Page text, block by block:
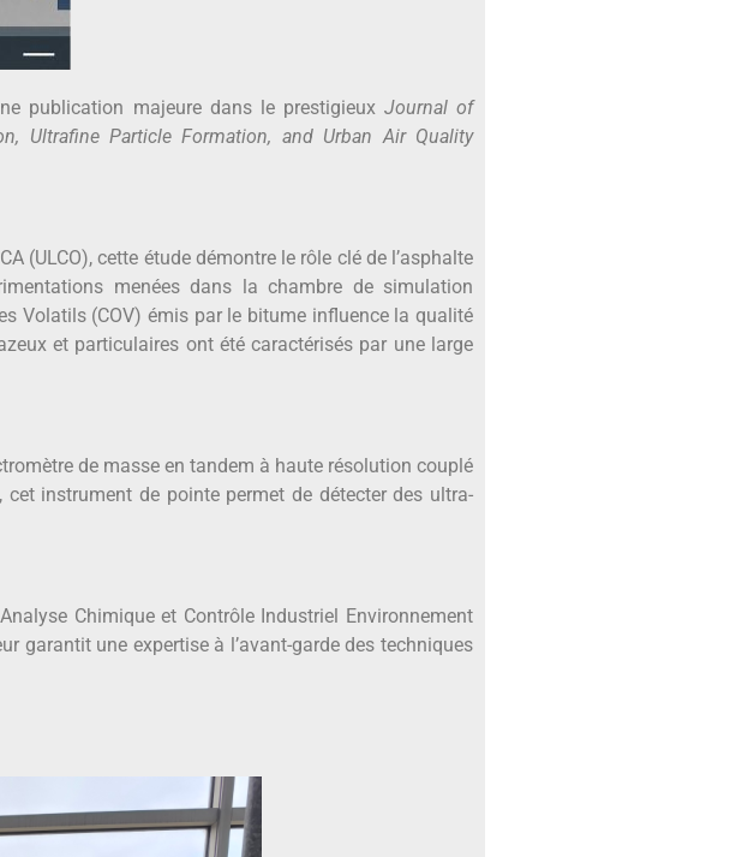
publication majeure dans le prestigieux Journal of
Ultrafine Particle Formation, and Urban Air Quality
(ULCO), cette étude démontre le rôle clé de l’asphalte
menées dans la chambre de simulation
Volatils (COV) émis par le bitume influence la qualité
et particulaires ont été caractérisés par une large
de masse en tandem à haute résolution couplé
instrument de pointe permet de détecter des ultra-
Chimique et Contrôle Industriel Environnement
garantit une expertise à l’avant-garde des techniques